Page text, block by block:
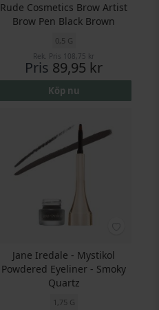
Rude Cosmetics Brow Artist
Brow Pen Black Brown
0,5 G
Rek. Pris 108,75 kr
Pris 89,95 kr
Köp nu
Jane Iredale - Mystikol
Powdered Eyeliner - Smoky
Quartz
1,75 G